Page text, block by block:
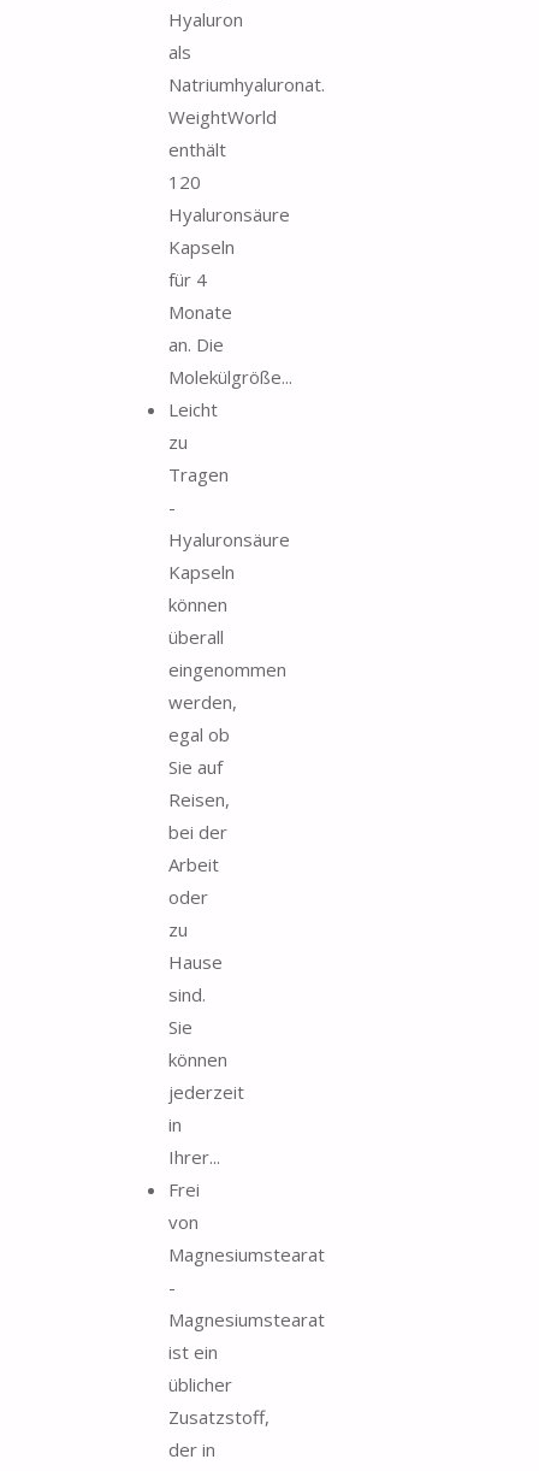
Hyaluron
als
Natriumhyaluronat.
WeightWorld
enthält
120
Hyaluronsäure
Kapseln
für 4
Monate
an. Die
Molekülgröße...
Leicht
zu
Tragen
-
Hyaluronsäure
Kapseln
können
überall
eingenommen
werden,
egal ob
Sie auf
Reisen,
bei der
Arbeit
oder
zu
Hause
sind.
Sie
können
jederzeit
in
Ihrer...
Frei
von
Magnesiumstearat
-
Magnesiumstearat
ist ein
üblicher
Zusatzstoff,
der in